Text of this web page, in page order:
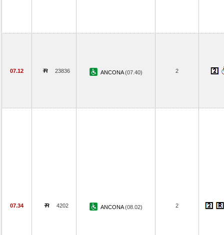
07.12 23836 ANCONA(07.40) 2
07.34 4202 ANCONA(08.02) 2